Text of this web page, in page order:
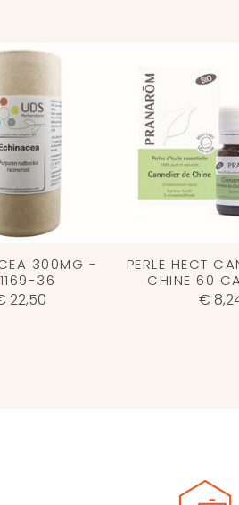
300MG -
36
22,50
PERLE HECT
CHINE 60
€